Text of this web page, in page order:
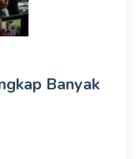
Banyak